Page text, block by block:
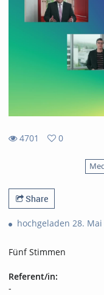
4701
0
Share
hochgeladen 28. Mai
Fünf Stimmen
Referent/in:
-